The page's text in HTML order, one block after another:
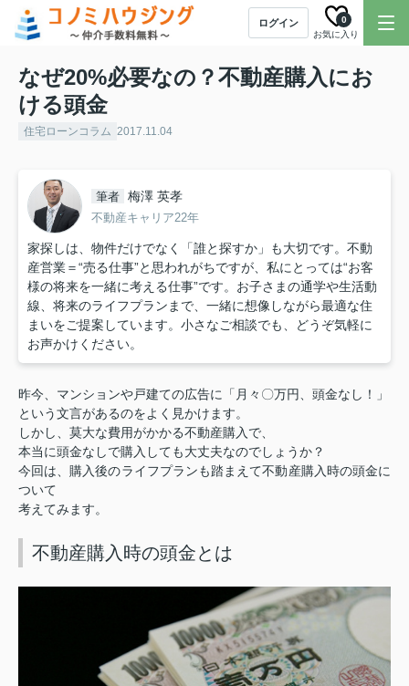
ログイン
お気に入り
0
なぜ20%必要なの？不動産購入にお
ける頭金
住宅ローンコラム 2017.11.04
筆者 梅澤 英孝
不動産キャリア22年
家探しは、物件だけでなく「誰と探すか」も大切です。不動
産営業＝“売る仕事”と思われがちですが、私にとっては“お客
様の将来を一緒に考える仕事”です。お子さまの通学や生活動
線、将来のライフプランまで、一緒に想像しながら最適な住
まいをご提案しています。小さなご相談でも、どうぞ気軽に
お声かけください。
昨今、マンションや戸建ての広告に「月々〇万円、頭金なし！」
という文言があるのをよく見かけます。
しかし、莫大な費用がかかる不動産購入で、
本当に頭金なしで購入しても大丈夫なのでしょうか？
今回は、購入後のライフプランも踏まえて不動産購入時の頭金に
ついて
考えてみます。
不動産購入時の頭金とは